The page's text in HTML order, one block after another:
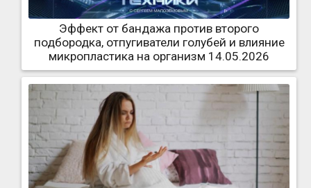
Эффект от бандажа против второго
подбородка, отпугиватели голубей и влияние
микропластика на организм 14.05.2026